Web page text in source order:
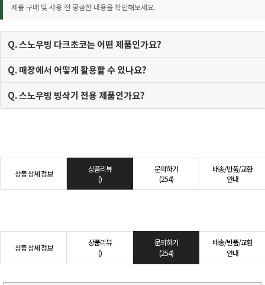
제품 구매 및 사용 전 궁금한 내용을 확인해보세요.
Q. 스노우빙 다크초코는 어떤 제품인가요?
Q. 매장에서 어떻게 활용할 수 있나요?
Q. 스노우빙 빙삭기 전용 제품인가요?
상품 상세 정보
상품리뷰
()
문의하기
(254)
배송/반품/교환
안내
상품 상세 정보
상품리뷰
()
문의하기
(254)
배송/반품/교환
안내